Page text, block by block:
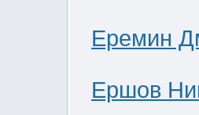
Еремин
Ершов